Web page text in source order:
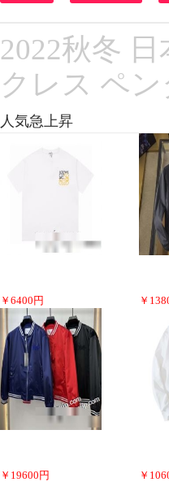
2022秋冬
クレス ペ
人気急上昇
￥ 6400 円 ￥
￥ 19600 円 ￥